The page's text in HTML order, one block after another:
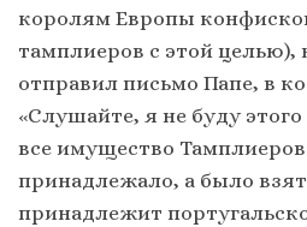
королям Европы
тамплиеров с этой
отправил письмо Папе, в
«Слушайте, я не буду
все имущество
принадлежало, а было
принадлежит